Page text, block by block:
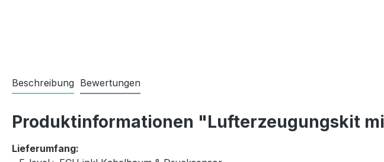
Beschreibung Bewertungen
Produktinformationen "Lufterzeugungskit
Lieferumfang: